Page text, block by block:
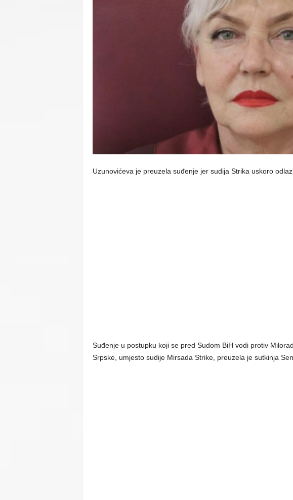
Uzunovićeva je preuzela suđenje jer sudija Strika uskoro
Suđenje u postupku koji se pred Sudom BiH vodi protiv
Srpske, umjesto sudije Mirsada Strike, preuzela je sutkinja